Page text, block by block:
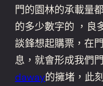
門的園林的承載量
的多少數字的 ，良
談鋒想起購票，在
息，就會形成我們
daway的擁堵，此